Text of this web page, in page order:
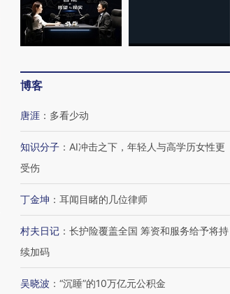
博客
唐涯 ： 多看少动
知识分子 ： AI冲击之下，年轻人与高学历女性更
受伤
丁金坤 ： 耳闻目睹的几位律师
村夫日记 ： 长护险覆盖全国 筹资和服务给予将持
续加码
吴晓波 ： “沉睡”的10万亿元公积金